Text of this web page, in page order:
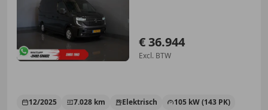
€ 36.944
Excl. BTW
12/2025 7.028 km Elektrisch
105 kW (143 PK)